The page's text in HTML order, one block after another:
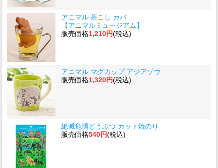
アニマル 茶こし カバ
【アニマルミュージアム】
販売価格1,210円(税込)
アニマル マグカップ アジアゾウ
販売価格1,320円(税込)
絶滅危惧どうぶつ カット焼のり
販売価格540円(税込)